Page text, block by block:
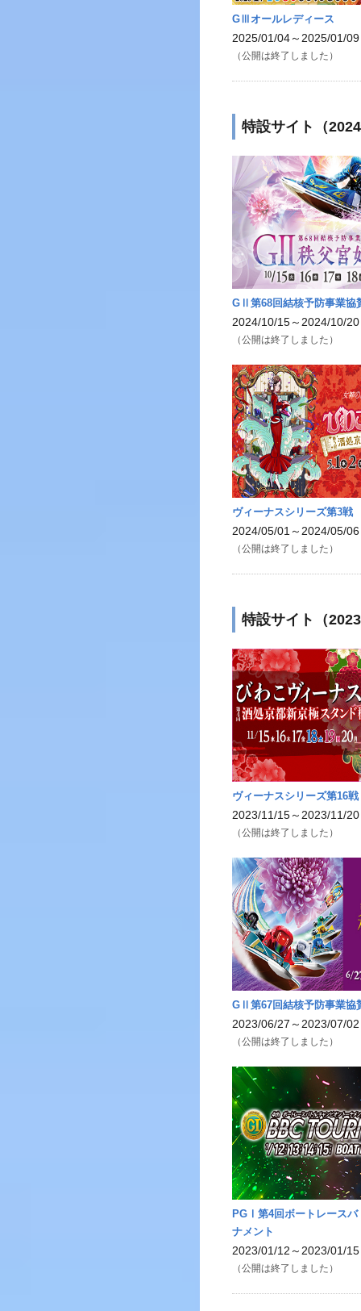
GⅢオールレディース
2025/01/04～2025/01/09
（公開は終了しました）
特設サイト（
GⅡ第68回結核予防事業協
2024/10/15～2024/10/20
（公開は終了しました）
ヴィーナスシリーズ第3戦
2024/05/01～2024/05/06
（公開は終了しました）
特設サイト（
ヴィーナスシリーズ第16戦
2023/11/15～2023/11/20
（公開は終了しました）
GⅡ第67回結核予防事業協
2023/06/27～2023/07/02
（公開は終了しました）
PGⅠ第4回ボートレースバ
ナメント
2023/01/12～2023/01/15
（公開は終了しました）